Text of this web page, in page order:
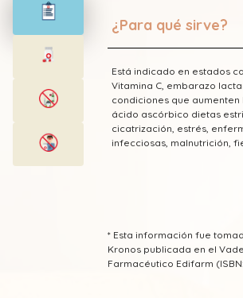
¿Para qué sirve?
Está indicado en estados
Vitamina C, embarazo
condiciones que
ácido ascórbico dietas
cicatrización, estrés,
infecciosas, malnutrición,
* Esta información fue
Kronos publicada en el
Farmacéutico Edifarm